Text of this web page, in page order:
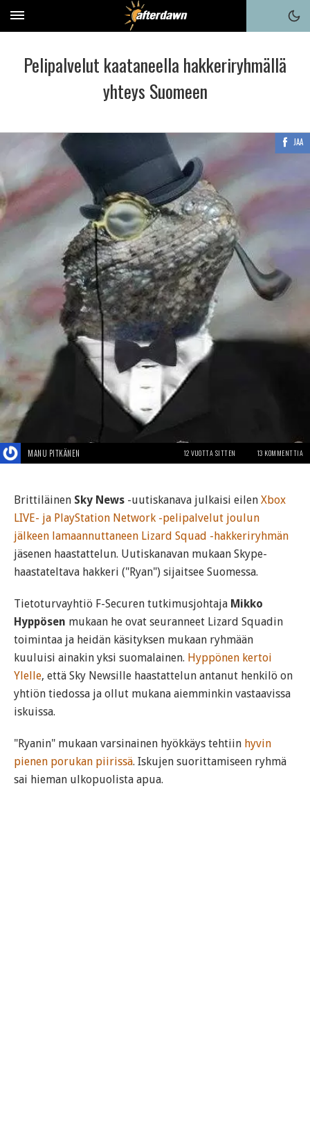
Pelipalvelut kaataneella hakkeriryhmällä
yhteys Suomeen
JAA
MANU PITKÄNEN 12 VUOTTA SITTEN 13 KOMMENTTIA
Brittiläinen Sky News -uutiskanava julkaisi eilen Xbox
LIVE- ja PlayStation Network -pelipalvelut joulun
jälkeen lamaannuttaneen Lizard Squad -hakkeriryhmän
jäsenen haastattelun. Uutiskanavan mukaan Skype-
haastateltava hakkeri ("Ryan") sijaitsee Suomessa.
Tietoturvayhtiö F-Securen tutkimusjohtaja Mikko
Hyppösen mukaan he ovat seuranneet Lizard Squadin
toimintaa ja heidän käsityksen mukaan ryhmään
kuuluisi ainakin yksi suomalainen. Hyppönen kertoi
Ylelle, että Sky Newsille haastattelun antanut henkilö on
yhtiön tiedossa ja ollut mukana aiemminkin vastaavissa
iskuissa.
"Ryanin" mukaan varsinainen hyökkäys tehtiin hyvin
pienen porukan piirissä. Iskujen suorittamiseen ryhmä
sai hieman ulkopuolista apua.